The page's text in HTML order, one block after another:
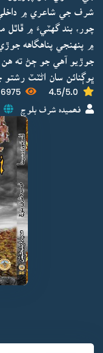
شرف جي شاعري ۾
چور، بند گهٽيءَ ۾ ڦاٿل
۾ پنهنجي پناهگاهه
جوڙيو آهي جو ڄڻ ته
ڀوڳنائن سان اڻٽٽ
4.5/5.0
6975
فھميدہ شرف بلوچ